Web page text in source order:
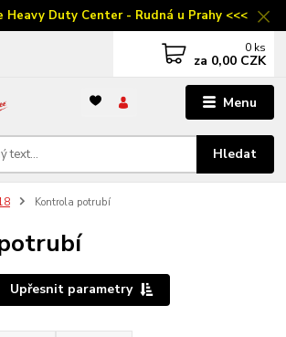
Heavy Duty Center - Rudná u Prahy <<<
Menu
Hledat
0 ks
za 0,00 CZK
Kontrola potrubí
Upřesnit parametry